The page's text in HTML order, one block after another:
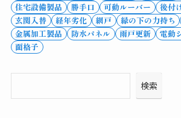
住宅設備製品
勝手口 可動ルーバー 後付
玄関入替
経年劣化 網戸 縁の下の力持ち
金属加工製品
防水パネル 雨戸更新 電動
面格子
検索